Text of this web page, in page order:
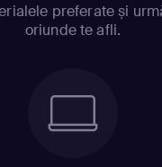
preferate și
oriunde te afli.